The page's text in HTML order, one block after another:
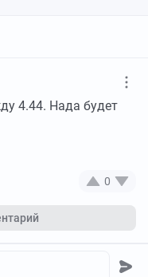
4.44. Нада будет
0